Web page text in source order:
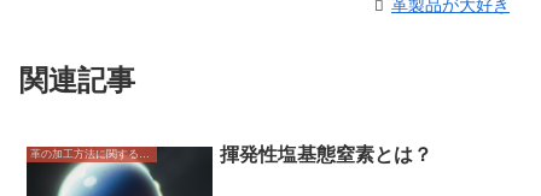
革製品が大好き
関連記事
揮発性塩基態窒素とは？